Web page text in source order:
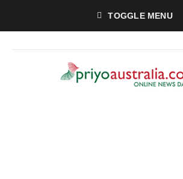
TOGGLE MENU